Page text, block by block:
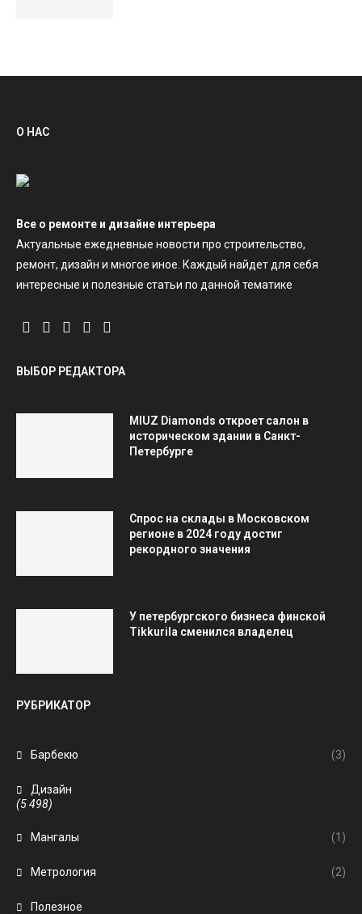
О НАС
Все о ремонте и дизайне интерьера
Актуальные ежедневные новости про строительство,
ремонт, дизайн и многое иное. Каждый найдет для себя
интересные и полезные статьи по данной тематике
ВЫБОР РЕДАКТОРА
MIUZ Diamonds откроет салон в
историческом здании в Санкт-
Петербурге
Спрос на склады в Московском
регионе в 2024 году достиг
рекордного значения
У петербургского бизнеса финской
Tikkurila сменился владелец
РУБРИКАТОР
Барбекю (3)
Дизайн
(5 498)
Мангалы (1)
Метрология (2)
Полезное